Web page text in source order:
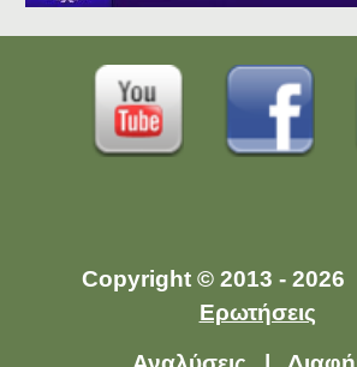
Copyright © 2013 -
Ερωτήσεις